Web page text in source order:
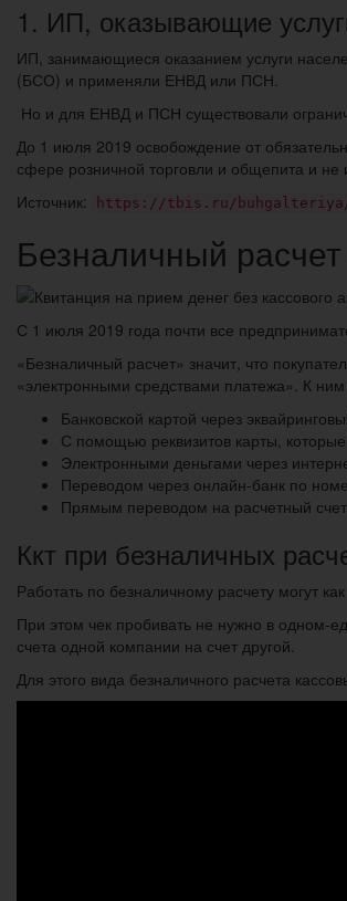
1. ИП, оказывающие
ИП, занимающиеся оказанием услуги
(БСО) и применяли ЕНВД или ПСН.
Но и для ЕНВД и ПСН существовали
До 1 июля 2019 освобождение от
сфере розничной торговли и общепита и
Источник:
https://tbis.ru/buhgalteriya/
Безналичный
С 1 июля 2019 года почти все
«Безналичный расчет» значит, что
«электронными средствами платежа». К ним
Банковской картой через
С помощью реквизитов карты,
Электронными деньгами через
Переводом через онлайн-банк по
Прямым переводом на расчетный
Ккт при безналичных
Работать по безналичному расчету могут
При этом чек пробивать не нужно в одном-
счета одной компании на счет другой.
Для этого вида безналичного расчета